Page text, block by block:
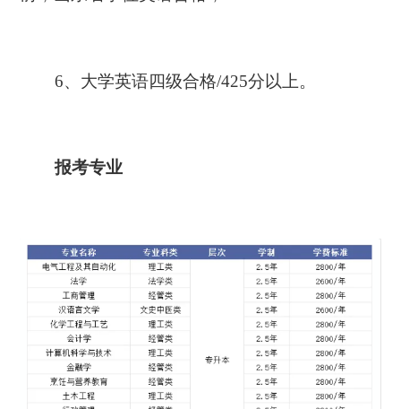
6、大学英语四级合格/425分以上。
报考专业